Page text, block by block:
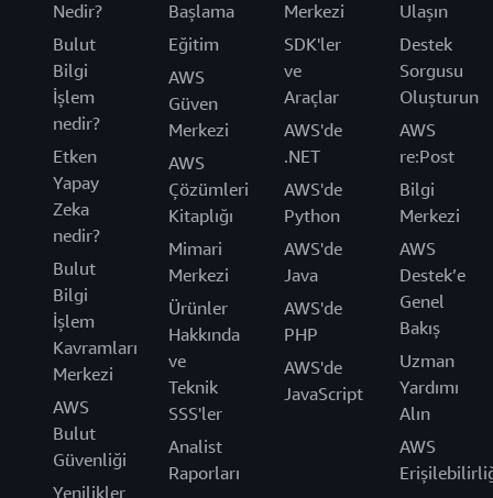
Nedir?
Bulut
Bilgi
İşlem
nedir?
Etken
Yapay
Zeka
nedir?
Bulut
Bilgi
İşlem
Kavramları
Merkezi
AWS
Bulut
Güvenliği
Yenilikler
Başlama
Eğitim
AWS
Güven
Merkezi
AWS
Çözümleri
Kitaplığı
Mimari
Merkezi
Ürünler
Hakkında
ve
Teknik
SSS'ler
Analist
Raporları
Merkezi
SDK'ler
ve
Araçlar
AWS'de
.NET
AWS'de
Python
AWS'de
Java
AWS'de
PHP
AWS'de
JavaScript
Ulaşın
Destek
Sorgusu
Oluşturun
AWS
re:Post
Bilgi
Merkezi
AWS
Destek’e
Genel
Bakış
Uzman
Yardımı
Alın
AWS